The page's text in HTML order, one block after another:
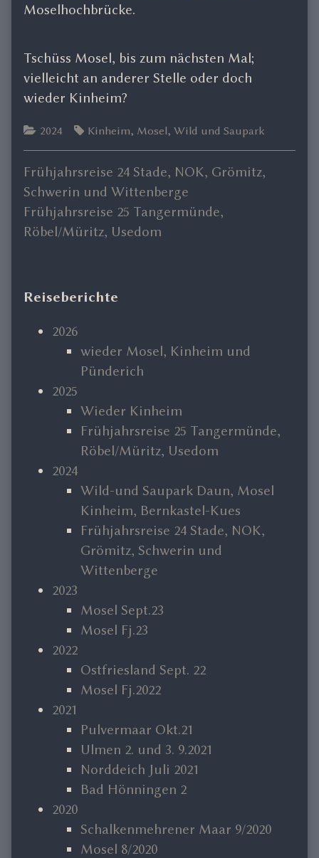
Moselhochbrücke.
Tschüss Mosel, bis zum nächsten Mal;
vielleicht an anderer Stelle oder doch
wieder Kinheim?
Categories
2024 Tags
Kinheim, Mosel, Wild und Saupark
Beitragsnavigation
Previous
post:
Frühjahrsreise 24 Stade, NOK, Grömitz,
Schwerin und Wittenberge
Next
post:
Frühjahrsreise 25 Tangermünde,
Röbel/Müritz, Usedom
Primary
Sidebar
Reiseberichte
2026
wieder Mosel, Kinheim und
Pünderich
2025
Wieder Kinheim
Frühjahrsreise 25 Tangermünde,
Röbel/Müritz, Usedom
2024
Wild-und Saupark Daun, Mosel
Kinheim, Bernkastel-Kues
Frühjahrsreise 24 Stade, NOK,
Grömitz, Schwerin und
Wittenberge
2023
Mosel Sept.23
Mosel Fj.23
2022
Ostfriesland Sept. 22
Mosel Fj.2022
2021
Pulvermaar Okt.21
Ulmen 2. und 3. 9.2021
Norddeich Juli 2021
Bad Hönningen 2
2020
Schalkenmehrener Maar 9/2020
Mosel 8/2020